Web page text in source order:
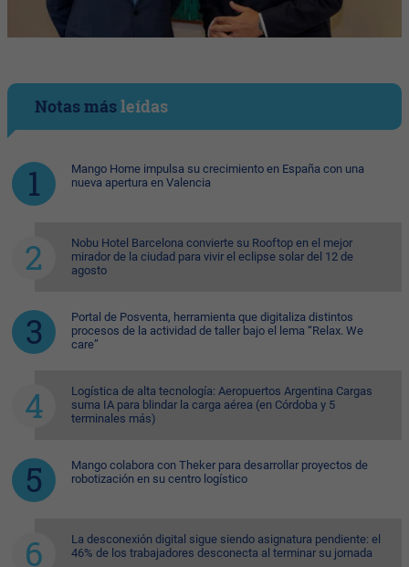
Notas másleídas
Mango Home impulsa su crecimiento en España con una
nueva apertura en Valencia
Nobu Hotel Barcelona convierte su Rooftop en el mejor
mirador de la ciudad para vivir el eclipse solar del 12 de
agosto
Portal de Posventa, herramienta que digitaliza distintos
procesos de la actividad de taller bajo el lema “Relax. We
care”
Logística de alta tecnología: Aeropuertos Argentina Cargas
suma IA para blindar la carga aérea (en Córdoba y 5
terminales más)
Mango colabora con Theker para desarrollar proyectos de
robotización en su centro logístico
La desconexión digital sigue siendo asignatura pendiente: el
46% de los trabajadores desconecta al terminar su jornada